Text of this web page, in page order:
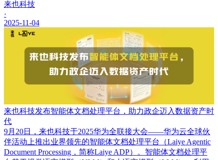
来也科技
·
2025-11-04
来也科技发布智能体文档处理平台，助力政企迈入数据资产时
代
9月20日，来也科技于2025华为全联接大会——华为云全球伙
伴活动上推出业界领先的智能体文档处理平台（Laiye Agentic
Document Processing，简称Laiye ADP）。智能体文档处理平